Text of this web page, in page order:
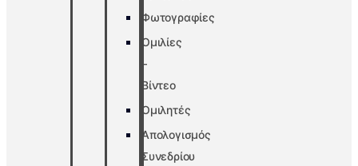
Φωτογραφίες
Ομιλίες
–
Βίντεο
Ομιλητές
Απολογισμός
Συνεδρίου